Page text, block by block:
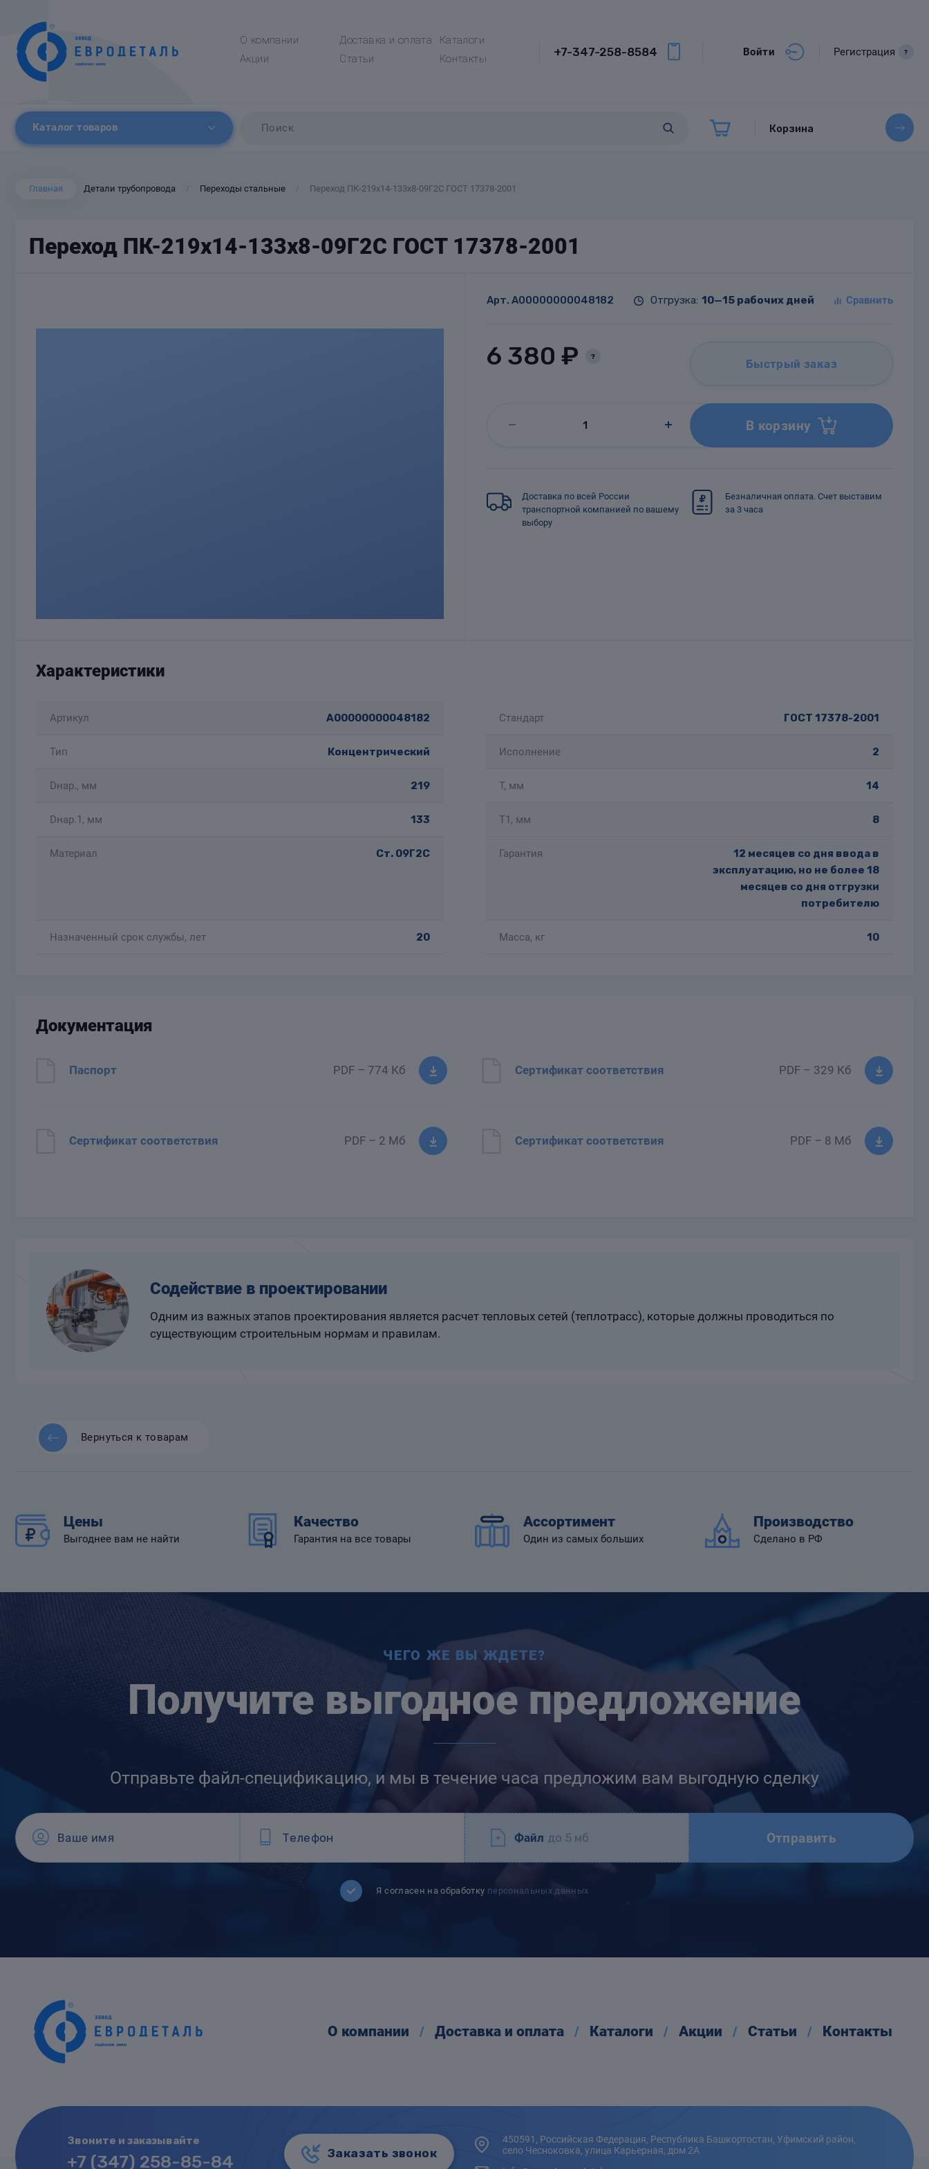
О компании Доставка и оплата
Каталоги
Акции
Статьи Контакты
+7-347-258-8584 Войти Регистрация ?
Каталог товаров Корзина
Главная Детали трубопровода Переходы стальные Переход ПК-219х14-133х8-09Г2С ГОСТ 17378-2001
Переход ПК-219х14-133х8-09Г2С ГОСТ 17378-2001
Арт. A00000000048182 Отгрузка: 10—15 рабочих дней
6 380 ₽ ? Быстрый заказ
В корзину
Доставка по всей России
транспортной компанией по вашему
выбору
Безналичная оплата. Счет выставим
за 3 часа
Характеристики
Артикул A00000000048182 Стандарт ГОСТ 17378-2001
Тип Концентрический Исполнение 2
Dнар., мм 219 T, мм 14
Dнар.1, мм 133 T1, мм 8
Материал Ст. 09Г2С Гарантия
12 месяцев со дня ввода в
эксплуатацию, но не более 18
месяцев со дня отгрузки
потребителю
Назначенный срок службы, лет 20 Масса, кг 10
Документация
Паспорт PDF – 774 Кб Сертификат соответствия PDF – 329 Кб
Сертификат соответствия PDF – 2 Мб Сертификат соответствия PDF – 8 Мб
Содействие в проектировании
Одним из важных этапов проектирования является расчет тепловых сетей (теплотрасс), которые должны проводиться по
существующим строительным нормам и правилам.
Вернуться к товарам
Цены
Выгоднее вам не найти
Качество
Гарантия на все товары
Ассортимент
Один из самых больших
Производство
Сделано в РФ
ЧЕГО ЖЕ ВЫ ЖДЕТЕ?
Получите выгодное предложение
Отправьте файл-спецификацию, и мы в течение часа предложим вам выгодную сделку
Файл до 5 мб Отправить
Я согласен на обработку персональных данных
О компании Доставка и оплата Каталоги Акции Статьи Контакты
Звоните и заказывайте
+7 (347) 258-85-84 Заказать звонок
450591, Российская Федерация, Республика Башкортостан, Уфимский район,
село Чесноковка, улица Карьерная, дом 2А